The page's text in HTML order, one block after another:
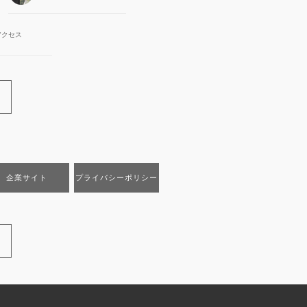
クセス
企業サイト プライバシーポリシー